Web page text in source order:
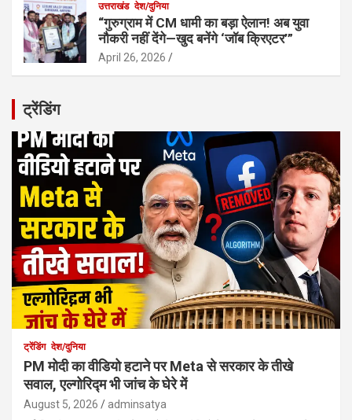
उत्तराखंड देश/दुनिया
“गुरुग्राम में CM धामी का बड़ा ऐलान! अब युवा
नौकरी नहीं देंगे—खुद बनेंगे ‘जॉब क्रिएटर’”
April 26, 2026
ट्रेंडिंग
ट्रेंडिंग देश/दुनिया
PM मोदी का वीडियो हटाने पर Meta से सरकार के तीखे
सवाल, एल्गोरिद्म भी जांच के घेरे में
August 5, 2026 adminsatya